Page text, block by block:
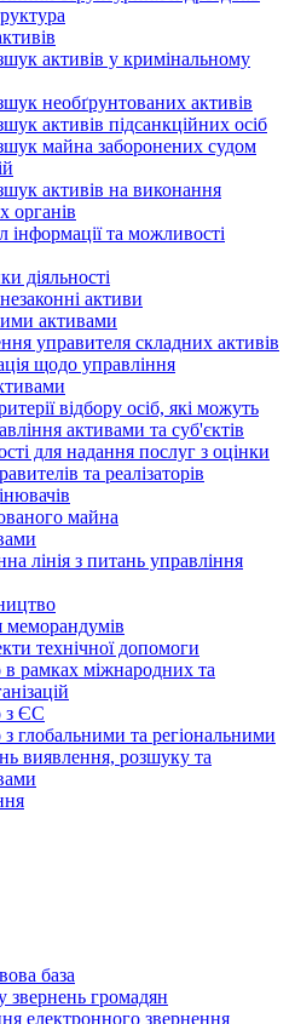
активів у кримінальному
необґрунтованих активів
активів підсанкційних осіб
майна заборонених судом
активів на виконання
органів
інформації та можливості
діяльності
активи
активами
управителя складних активів
щодо управління
відбору осіб, які можуть
активами та суб'єктів
для надання послуг з оцінки
та реалізаторів
майна
лінія з питань управління
меморандумів
технічної допомоги
в рамках міжнародних та
з ЄС
глобальними та регіональними
виявлення, розшуку та
база
звернень громадян
електронного звернення